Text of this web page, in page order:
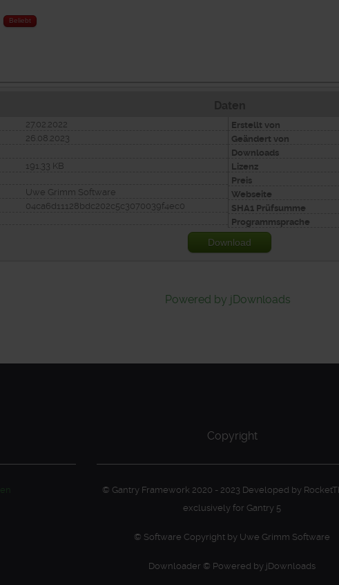
Beliebt
27.02.2022
26.08.2023
191.33 KB
Uwe Grimm Software
04ca6d11128bdc202c5c3070039f4ec0
Erstellt von
Geändert von
Downloads
Lizenz
Preis
Webseite
SHA1 Prüfsumme
Programmsprache
Download
Powered by jDownloads
Copyright
© Gantry Framework 2020 - 2023 Developed by
exclusively for Gantry 5
© Software Copyright by Uwe Grimm Software
Downloader © Powered by jDownloads